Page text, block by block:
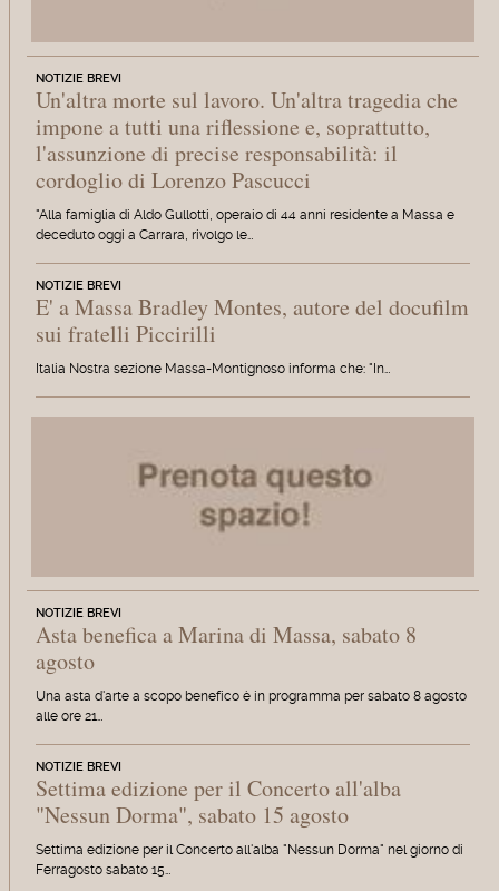
NOTIZIE BREVI
Un'altra morte sul lavoro. Un'altra tragedia che
impone a tutti una riflessione e, soprattutto,
l'assunzione di precise responsabilità: il
cordoglio di Lorenzo Pascucci
"Alla famiglia di Aldo Gullotti, operaio di 44 anni residente a Massa e
deceduto oggi a Carrara, rivolgo le…
NOTIZIE BREVI
E' a Massa Bradley Montes, autore del docufilm
sui fratelli Piccirilli
Italia Nostra sezione Massa-Montignoso informa che: "In…
NOTIZIE BREVI
Asta benefica a Marina di Massa, sabato 8
agosto
Una asta d'arte a scopo benefico è in programma per sabato 8 agosto
alle ore 21…
NOTIZIE BREVI
Settima edizione per il Concerto all'alba
"Nessun Dorma", sabato 15 agosto
Settima edizione per il Concerto all'alba "Nessun Dorma" nel giorno di
Ferragosto sabato 15…